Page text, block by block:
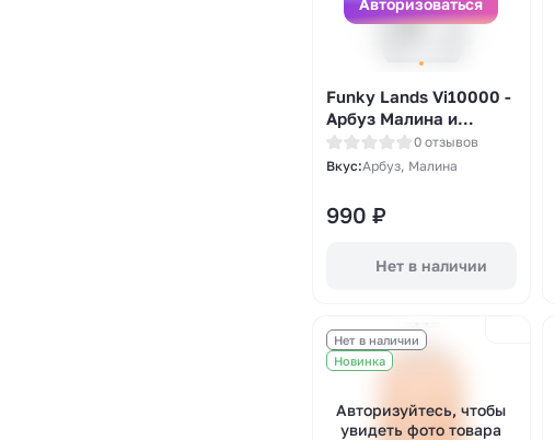
Funky Lands Vi10000 -
Арбуз Малина и
Двойной Лед
(Watermelon
0 отзывов
Вкус:Арбуз, Малина
990 ₽
Нет в наличии
Нет в наличии
Новинка
Авторизуйтесь, чтобы
увидеть фото товара